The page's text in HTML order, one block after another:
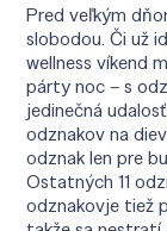
Pred veľkým
slobodou. Či už
wellness víkend
párty noc – s
jedinečná
odznakov na
odznak len pre
Ostatných 11
odznakovje tiež